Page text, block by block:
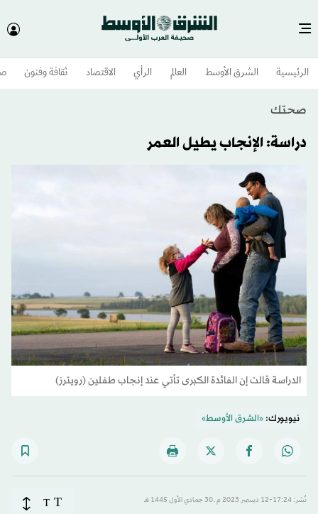
الرئيسية الشرق الأوسط​ العالم الرأي الاقتصاد ثقافة وفنون
صحتك
دراسة: الإنجاب يطيل العمر
الدراسة قالت إن الفائدة الكبرى تأتي عند إنجاب طفلين (رويترز)
نيويورك:«الشرق الأوسط»
نُشر: 17:24-12 ديسمبر 2023 م ـ 30 جمادي الأول 1445 هـ T
T